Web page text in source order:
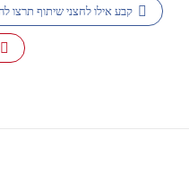
קבע אילו לחצני שיתוף תרצו